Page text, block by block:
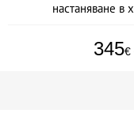
настаняване в
345€